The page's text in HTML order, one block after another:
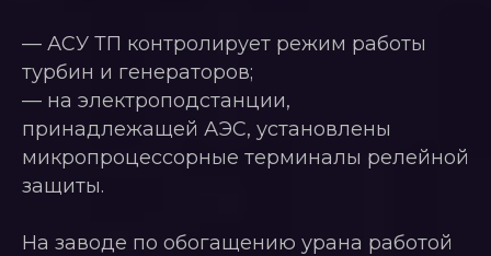
— АСУ ТП контролирует режим работы
турбин и генераторов;
— на электроподстанции,
принадлежащей АЭС, установлены
микропроцессорные терминалы релейной
защиты.
На заводе по обогащению урана работой